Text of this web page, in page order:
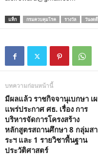
แท็ก กรมควบคุมโรค รางวัล วันงด
บทความก่อนหน้านี้
มีผลแล้ว ราชกิจจานุเบกษา เ
แพร่ประกาศ ศธ. เรื่อง การ
บริหารจัดการโครงสร้าง
หลักสูตรสถานศึกษา 8 กลุ่มสา
ระฯ และ 1 รายวิชาพื้นฐาน
ประวัติศาสตร์